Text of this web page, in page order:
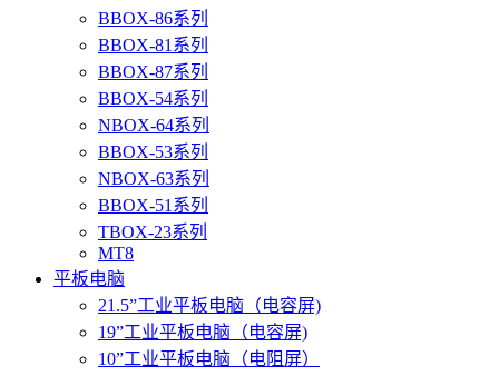
BBOX-86系列
BBOX-81系列
BBOX-87系列
BBOX-54系列
NBOX-64系列
BBOX-53系列
NBOX-63系列
BBOX-51系列
TBOX-23系列
MT8
平板电脑
21.5”工业平板电脑（电容屏)
19”工业平板电脑（电容屏)
10”工业平板电脑（电阻屏）